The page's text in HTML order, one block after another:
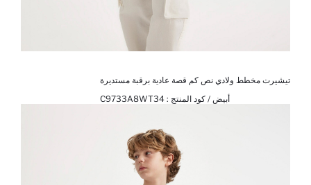
تيشيرت مخطط ولادي نص كم قصة عادية برقبة مستديرة
أبيض / كود المنتج : C9733A8WT34